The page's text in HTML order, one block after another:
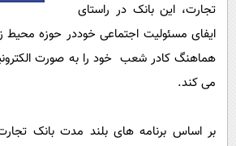
محیط زیست
سلامت
بین الملل
تجارت، این بانک در راستای
ایفای مسئولیت اجتماعی خوددر حوزه
هماهنگ کادر شعب خود را به صورت
می کند.
بر اساس برنامه های بلند مدت بانک